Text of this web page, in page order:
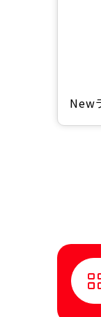
New